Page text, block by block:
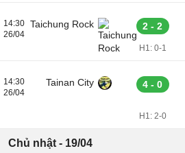
14:30
26/04
Taichung Rock 2 - 2
H1: 0-1
14:30
26/04
Tainan City 4 - 0
H1: 2-0
Chủ nhật - 19/04